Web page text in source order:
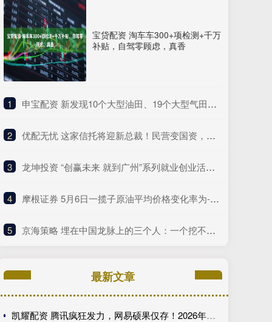
宝贷配资 淘车车300+项检测+千万
补贴，自驾零顾虑，真香
1 ​申宝配资 新发现10个大型油田、19个大型气田⋯⋯自然资源部晒“十四五”成绩单
2 ​优配无忧 这家信托将迎新总裁！民营变国资，有这些变化……
3 ​龙坤投资 “创赢未来 就到广州”系列就业创业活动启动
4 ​摩根证券 5月6日一揽子原油平均价格变化率为-7.83%
5 ​京海策略 埋在中国龙脉上的三个人：一个挖不开，一个不敢挖，一个异兽守护
最新文章
凯耀配资 腾讯疯狂发力，网易硕果仅存！2026年上半年腾讯网易上线的游戏